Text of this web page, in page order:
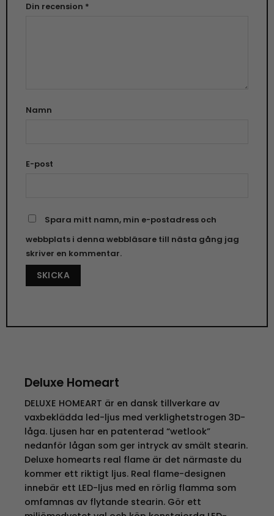
Din recension *
Namn
E-post
Spara mitt namn, min e-postadress och
webbplats i denna webbläsare till nästa gång jag
skriver en kommentar.
Deluxe Homeart
DELUXE HOMEART är en dansk tillverkare av
vaxbeklädda led-ljus med verklighetstrogen 3D-
låga. Ljusen har en patenterad “wetlook”
nedanför lågan som ger intryck av smält stearin.
Deluxe homearts real flame är det närmaste du
kommer ett riktigt ljus. Real flame-designen
innebär ett LED-ljus med en rörlig flamma som
omfamnas av flytande stearin. Gör ett